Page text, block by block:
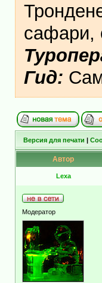
сафари,
Гид:
Версия для печати |
Автор
Lexa
Модератор